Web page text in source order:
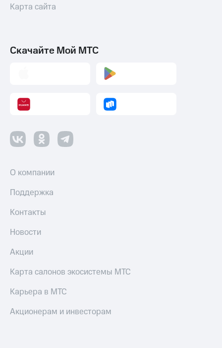
Карта сайта
Скачайте Мой МТС
О компании
Поддержка
Контакты
Новости
Акции
Карта салонов экосистемы МТС
Карьера в МТС
Акционерам и инвесторам